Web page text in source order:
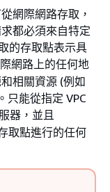
網際網路存取，
都必須來自特定
的存取點表示具
網路上的任何地
相關資源 (例如
只能從指定 VPC
器，並且
取點進行的任何